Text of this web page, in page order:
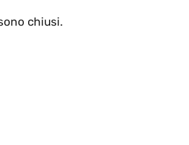
chiusi.